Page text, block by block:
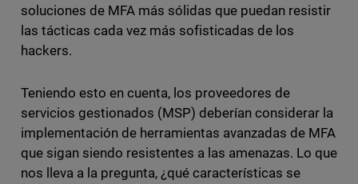
soluciones de MFA más sólidas que puedan resistir
las tácticas cada vez más sofisticadas de los
hackers.
Teniendo esto en cuenta, los proveedores de
servicios gestionados (MSP) deberían considerar la
implementación de herramientas avanzadas de MFA
que sigan siendo resistentes a las amenazas. Lo que
nos lleva a la pregunta, ¿qué características se